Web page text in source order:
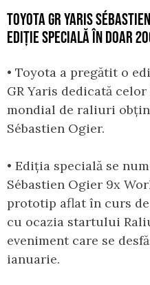
TOYOTA GR YARIS
EDIȚIE SPECIALĂ ÎN DOAR
• Toyota a pregătit o
GR Yaris dedicată
mondial de raliuri
Sébastien Ogier.
• Ediția specială se
Sébastien Ogier 9x
prototip aflat în curs
cu ocazia startului
eveniment care se
ianuarie.